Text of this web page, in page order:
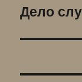
Следующая
Дело